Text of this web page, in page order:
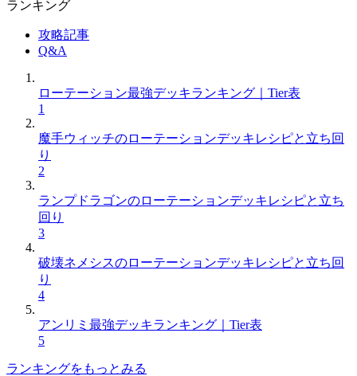
ランキング
攻略記事
Q&A
ローテーション最強デッキランキング｜Tier表
1
魔手ウィッチのローテーションデッキレシピと立ち回
り
2
ランプドラゴンのローテーションデッキレシピと立ち
回り
3
破壊ネメシスのローテーションデッキレシピと立ち回
り
4
アンリミ最強デッキランキング｜Tier表
5
ランキングをもっとみる